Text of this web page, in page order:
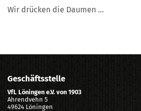
Wir drücken die Daumen ...
Geschäftsstelle
VfL Löningen e.V. von 1903
Ahrendvehn 5
49624 Löningen